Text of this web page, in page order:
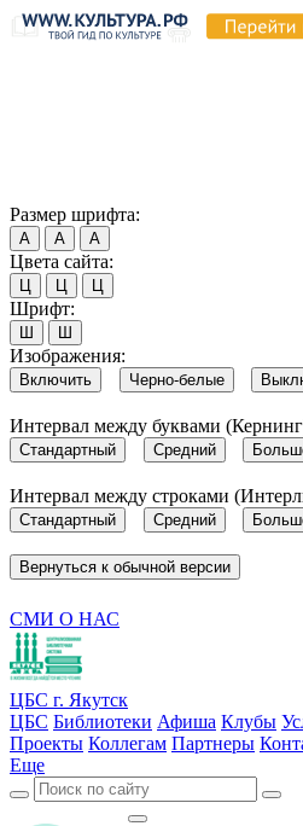
Размер шрифта:
А А А
Цвета сайта:
Ц Ц Ц
Шрифт:
Ш Ш
Изображения:
Включить Черно-белые
Интервал между буквами
Стандартный Средний
Интервал между строками
Стандартный Средний
Вернуться к обычной версии
СМИ О НАС
ЦБС г. Якутск
ЦБС Библиотеки Афиша Клубы
Проекты Коллегам Партнеры
Еще